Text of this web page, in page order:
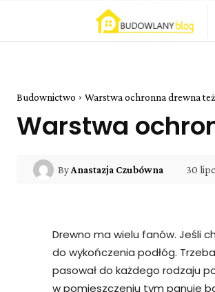
Budownictwo Warstwa ochronna drewna
Warstwa
ByAnastazja Czubówna 30
Drewno ma wielu fanów. Jeśli
do wykończenia podłóg.
pasował do każdego rodzaju
w pomieszczeniu tym panuje